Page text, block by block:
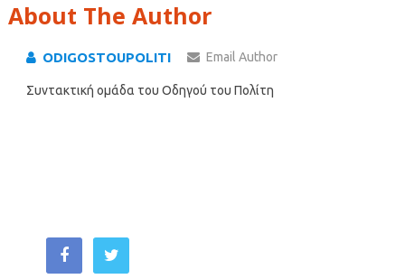
About The Author
ODIGOSTOUPOLITI Email Author
Συντακτική ομάδα του Οδηγού του Πολίτη